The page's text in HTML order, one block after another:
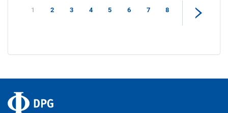
1 2 3 4 5 6 7 8